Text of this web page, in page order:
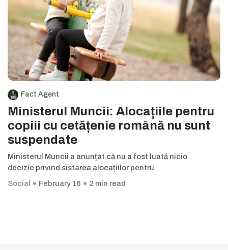
Fact Agent
Ministerul Muncii: Alocațiile pentru
copiii cu cetățenie română nu sunt
suspendate
Ministerul Muncii a anunțat că nu a fost luată nicio
decizie privind sistarea alocațiilor pentru
Social
February 16 2 min read